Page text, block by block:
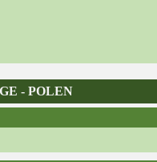
- POLEN